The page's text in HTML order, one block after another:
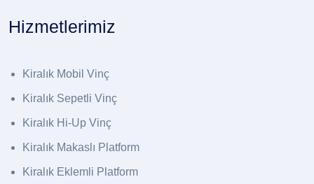
Hizmetlerimiz
Kiralık Mobil Vinç
Kiralık Sepetli Vinç
Kiralık Hi-Up Vinç
Kiralık Makaslı Platform
Kiralık Eklemli Platform